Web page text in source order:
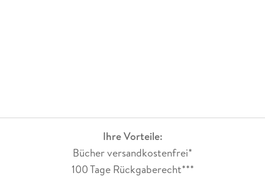
Ihre Vorteile:
Bücher versandkostenfrei*
100 Tage Rückgaberecht***